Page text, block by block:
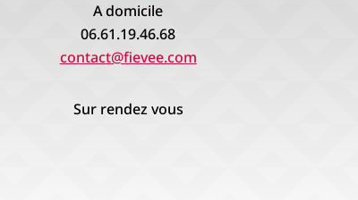
A domicile
06.61.19.46.68
contact@fievee.com
Sur rendez vous